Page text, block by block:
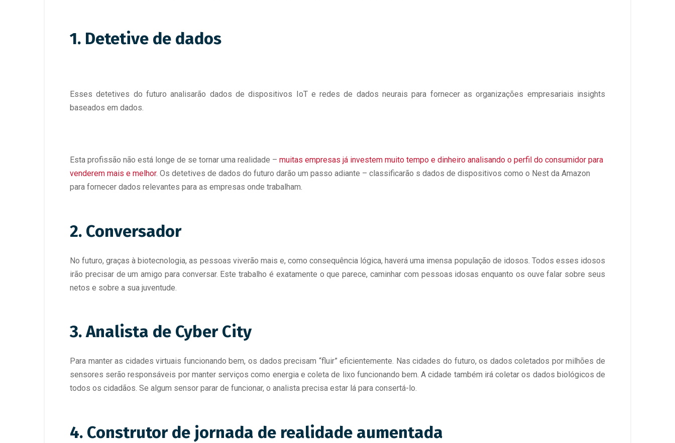
1. Detetive de dados
Esses detetives do futuro analisarão dados de dispositivos IoT e redes de dados neurais para fornecer as organizações empresariais insights
baseados em dados.
Esta profissão não está longe de se tornar uma realidade – muitas empresas já investem muito tempo e dinheiro analisando o perfil do consumidor para
venderem mais e melhor. Os detetives de dados do futuro darão um passo adiante – classificarão s dados de dispositivos como o Nest da Amazon
para fornecer dados relevantes para as empresas onde trabalham.
2. Conversador
No futuro, graças à biotecnologia, as pessoas viverão mais e, como consequência lógica, haverá uma imensa população de idosos. Todos esses idosos
irão precisar de um amigo para conversar. Este trabalho é exatamente o que parece, caminhar com pessoas idosas enquanto os ouve falar sobre seus
netos e sobre a sua juventude.
3. Analista de Cyber City
Para manter as cidades virtuais funcionando bem, os dados precisam “fluir” eficientemente. Nas cidades do futuro, os dados coletados por milhões de
sensores serão responsáveis por manter serviços como energia e coleta de lixo funcionando bem. A cidade também irá coletar os dados biológicos de
todos os cidadãos. Se algum sensor parar de funcionar, o analista precisa estar lá para consertá-lo.
4. Construtor de jornada de realidade aumentada